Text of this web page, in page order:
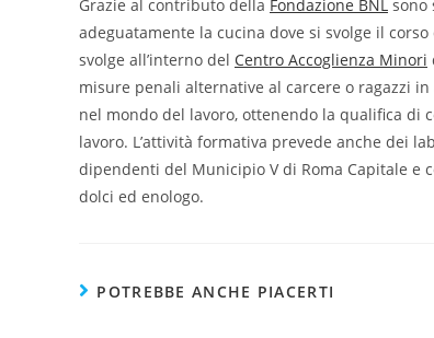
Grazie al contributo della Fondazione BNL sono
adeguatamente la cucina dove si svolge il
svolge all’interno del Centro Accoglienza Minori
misure penali alternative al carcere o ragazzi
nel mondo del lavoro, ottenendo la qualifica di
lavoro. L’attività formativa prevede anche dei
dipendenti del Municipio V di Roma Capitale e
dolci ed enologo.
POTREBBE ANCHE PIACERTI